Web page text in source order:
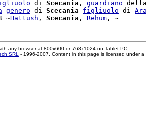
di Scecania , guardiano
genero di Scecania figliuolo di
~
Hattush , Scecania , Rehum
any browser at 800x600 or 768x1024 on Tablet PC
SRL - 1996-2007. Content in this page is licensed under a